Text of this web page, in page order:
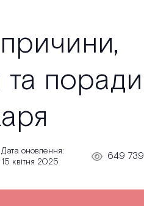
поради
Дата оновлення:
15 квітня 2025
649 739